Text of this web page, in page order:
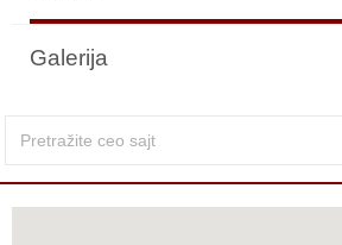
Galerija